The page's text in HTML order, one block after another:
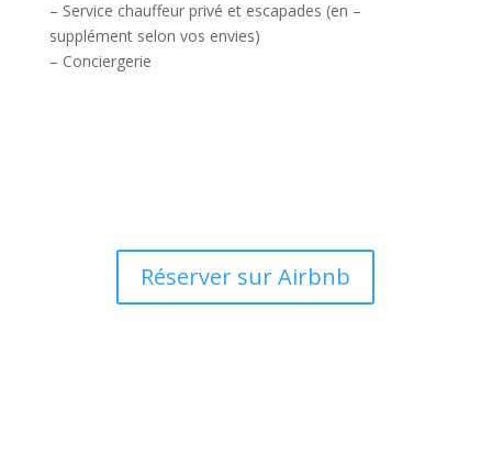
– Service chauffeur privé et escapades (en –
supplément selon vos envies)
– Conciergerie
Réserver sur Airbnb